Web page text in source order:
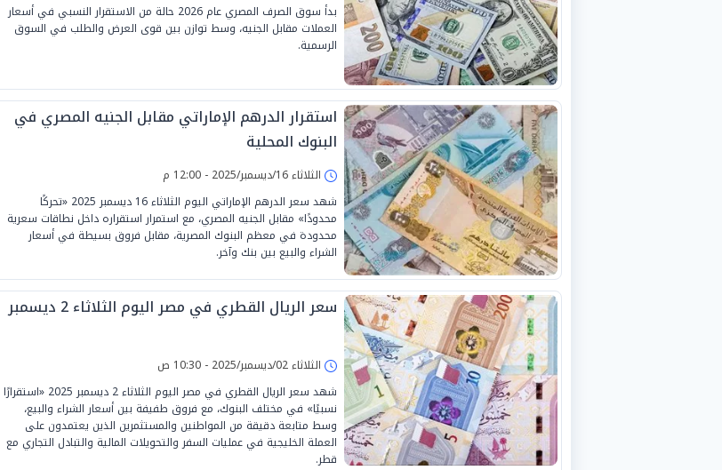
بدأ سوق الصرف المصري عام 2026 حالة من الاستقرار النسبي في أسعار
العملات مقابل الجنيه، وسط توازن بين قوى العرض والطلب في السوق
الرسمية.
استقرار الدرهم الإماراتي مقابل الجنيه المصري في
البنوك المحلية
الثلاثاء 16/ديسمبر/2025 - 12:00 م
شهد سعر الدرهم الإماراتي اليوم الثلاثاء 16 ديسمبر 2025 «تحركًا
محدودًا» مقابل الجنيه المصري، مع استمرار استقراره داخل نطاقات سعرية
محدودة في معظم البنوك المصرية، مقابل فروق بسيطة في أسعار
الشراء والبيع بين بنك وآخر.
سعر الريال القطري في مصر اليوم الثلاثاء 2 ديسمبر
الثلاثاء 02/ديسمبر/2025 - 10:30 ص
شهد سعر الريال القطري في مصر اليوم الثلاثاء 2 ديسمبر 2025 «استقرارًا
نسبيًا» في مختلف البنوك، مع فروق طفيفة بين أسعار الشراء والبيع،
وسط متابعة دقيقة من المواطنين والمستثمرين الذين يعتمدون على
العملة الخليجية في عمليات السفر والتحويلات المالية والتبادل التجاري مع
قطر.